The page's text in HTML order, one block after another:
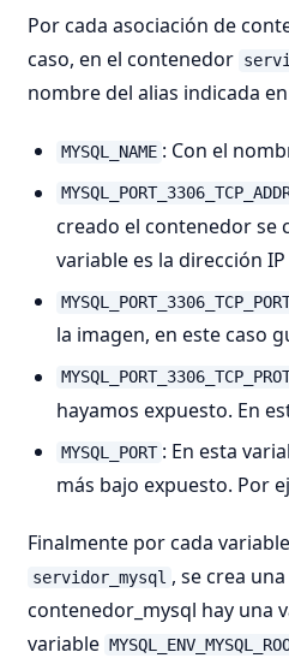
Por cada asociación de
caso, en el contenedor
nombre del alias indicada
MYSQL_NAME : Con el
creado el contenedor se
variable es la dirección
la imagen, en este caso
hayamos expuesto. En
MYSQL_PORT : En esta
más bajo expuesto. Por
Finalmente por cada
servidor_mysql , se crea
contenedor_mysql hay una
variable